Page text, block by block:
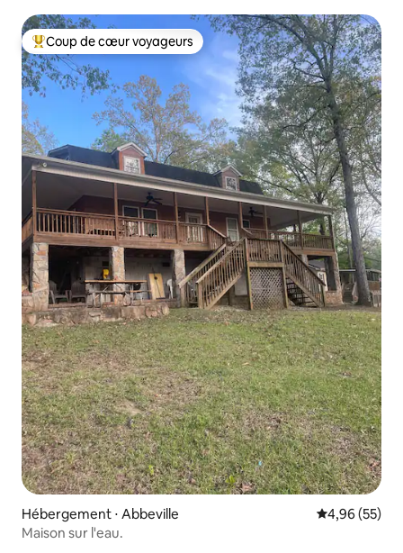
Coups de cœur voyageurs les plus appréciés
Coup de cœur voyageurs
Hébergement ⋅ Abbeville Évaluation
4,96 (55)
Maison sur l'eau.